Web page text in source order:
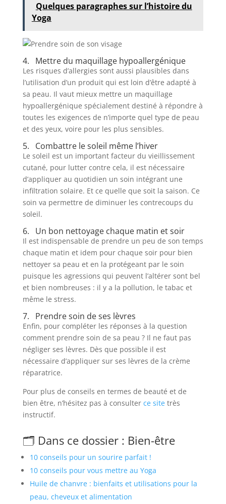
Quelques paragraphes sur l’histoire du
Yoga
4. Mettre du maquillage hypoallergénique
Les risques d’allergies sont aussi plausibles dans
l’utilisation d’un produit qui est loin d’être adapté à
sa peau. Il vaut mieux mettre un maquillage
hypoallergénique spécialement destiné à répondre à
toutes les exigences de n’importe quel type de peau
et des yeux, voire pour les plus sensibles.
5. Combattre le soleil même l’hiver
Le soleil est un important facteur du vieillissement
cutané, pour lutter contre cela, il est nécessaire
d’appliquer au quotidien un soin intégrant une
infiltration solaire. Et ce quelle que soit la saison. Ce
soin va permettre de diminuer les contrecoups du
soleil.
6. Un bon nettoyage chaque matin et soir
Il est indispensable de prendre un peu de son temps
chaque matin et idem pour chaque soir pour bien
nettoyer sa peau et en la protégeant par le soin
puisque les agressions qui peuvent l’altérer sont bel
et bien nombreuses : il y a la pollution, le tabac et
même le stress.
7. Prendre soin de ses lèvres
Enfin, pour compléter les réponses à la question
comment prendre soin de sa peau ? Il ne faut pas
négliger ses lèvres. Dès que possible il est
nécessaire d’appliquer sur ses lèvres de la crème
réparatrice.
Pour plus de conseils en termes de beauté et de
bien être, n’hésitez pas à consulter ce sitetrès
instructif.
🗂️ Dans ce dossier : Bien-être
10 conseils pour un sourire parfait !
10 conseils pour vous mettre au Yoga
Huile de chanvre : bienfaits et utilisations pour la
peau, cheveux et alimentation